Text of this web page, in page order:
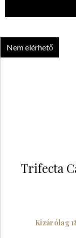
Nem elérhető
Trifecta
Kizárólag